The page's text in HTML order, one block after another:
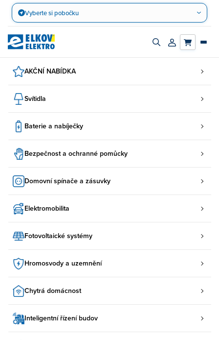
Přejít
obsah
Vyberte si pobočku
Zapnout/vypnout
Přihlásit/
AKČNÍ NABÍDKA
Svítidla
Baterie a nabíječky
Bezpečnost a ochranné pomůcky
Domovní spínače a zásuvky
Elektromobilita
Fotovoltaické systémy
Hromosvody a uzemnění
Chytrá domácnost
Inteligentní řízení budov